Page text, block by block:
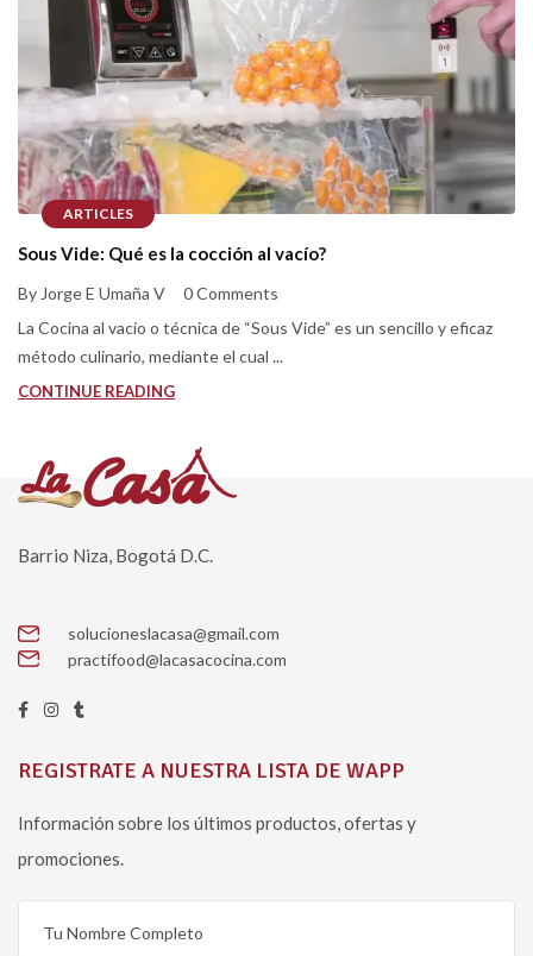
ARTICLES
Sous Vide: Qué es la cocción al vacío?
By Jorge E Umaña V
0 Comments
La Cocina al vacío o técnica de “Sous Vide” es un sencillo y eficaz
método culinario, mediante el cual ...
CONTINUE READING
Barrio Niza, Bogotá D.C.
solucioneslacasa@gmail.com
practifood@lacasacocina.com
REGISTRATE A NUESTRA LISTA DE WAPP
Información sobre los últimos productos, ofertas y
promociones.